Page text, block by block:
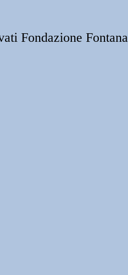
Fondazione